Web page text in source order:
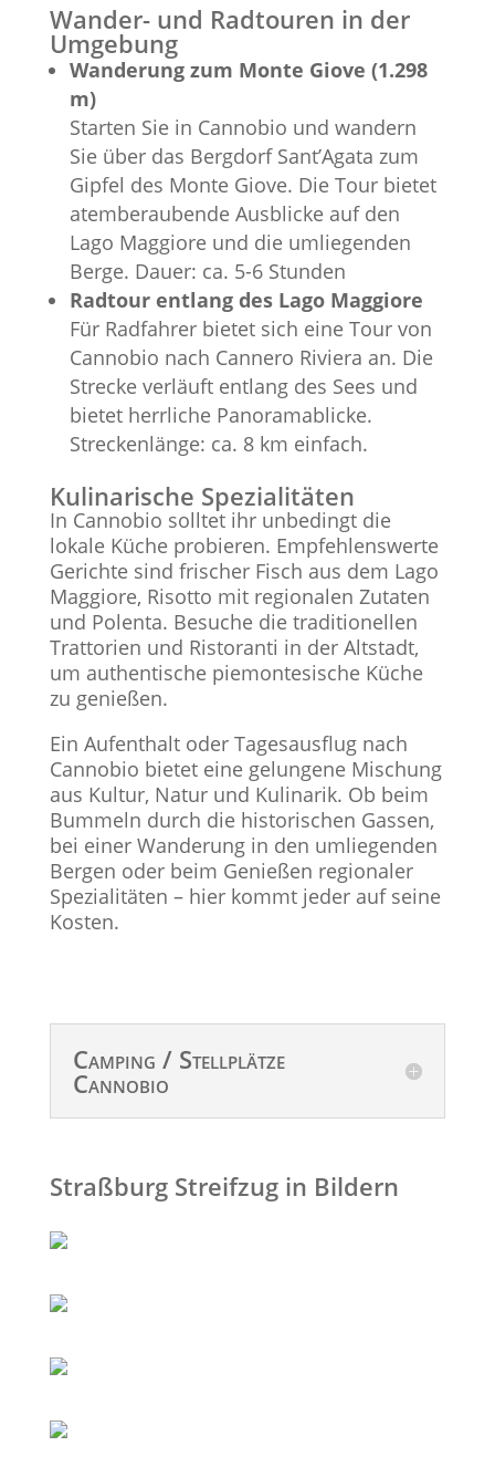
Wander- und Radtouren in der
Umgebung
Wanderung zum Monte Giove (1.298
m)
Starten Sie in Cannobio und wandern
Sie über das Bergdorf Sant’Agata zum
Gipfel des Monte Giove. Die Tour bietet
atemberaubende Ausblicke auf den
Lago Maggiore und die umliegenden
Berge. Dauer: ca. 5-6 Stunden
Radtour entlang des Lago Maggiore
Für Radfahrer bietet sich eine Tour von
Cannobio nach Cannero Riviera an. Die
Strecke verläuft entlang des Sees und
bietet herrliche Panoramablicke.
Streckenlänge: ca. 8 km einfach.
Kulinarische Spezialitäten
In Cannobio solltet ihr unbedingt die
lokale Küche probieren. Empfehlenswerte
Gerichte sind frischer Fisch aus dem Lago
Maggiore, Risotto mit regionalen Zutaten
und Polenta. Besuche die traditionellen
Trattorien und Ristoranti in der Altstadt,
um authentische piemontesische Küche
zu genießen.
Ein Aufenthalt oder Tagesausflug nach
Cannobio bietet eine gelungene Mischung
aus Kultur, Natur und Kulinarik. Ob beim
Bummeln durch die historischen Gassen,
bei einer Wanderung in den umliegenden
Bergen oder beim Genießen regionaler
Spezialitäten – hier kommt jeder auf seine
Kosten.
Camping / Stellplätze
Cannobio
Straßburg Streifzug in Bildern